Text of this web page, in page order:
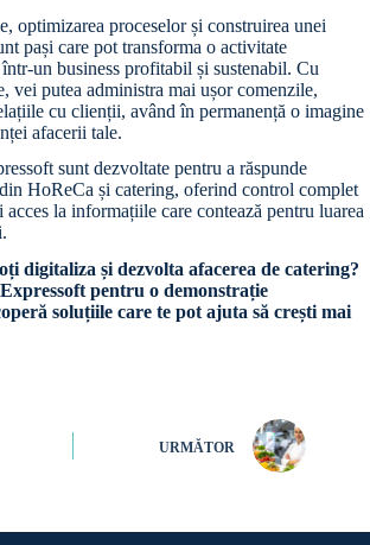
optimizarea proceselor și construirea unei
pași care pot transforma o activitate
un business profitabil și sustenabil. Cu
vei putea administra mai ușor comenzile,
cu clienții, având în permanență o imagine
afacerii tale.
sunt dezvoltate pentru a răspunde
HoReCa și catering, oferind control complet
la informațiile care contează pentru luarea
digitaliza și dezvolta afacerea de catering?
pentru o demonstrație
soluțiile care te pot ajuta să crești mai
URMĂTOR